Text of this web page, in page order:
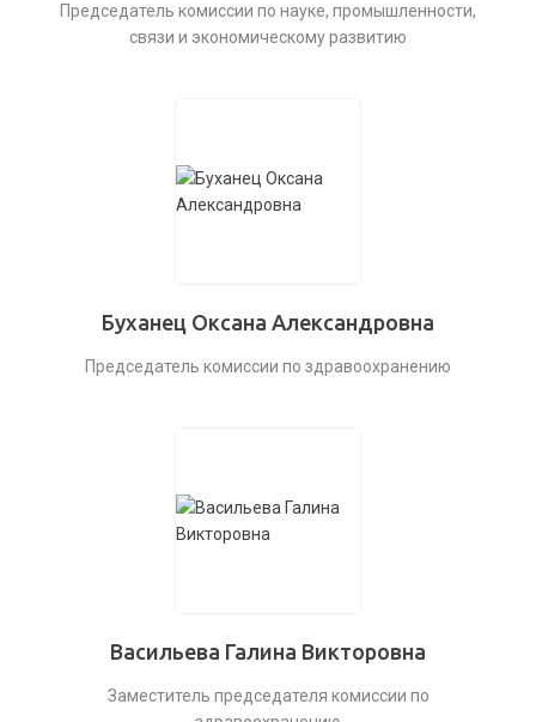
Председатель комиссии по науке, промышленности,
связи и экономическому развитию
Буханец Оксана Александровна
Председатель комиссии по здравоохранению
Васильева Галина Викторовна
Заместитель председателя комиссии по